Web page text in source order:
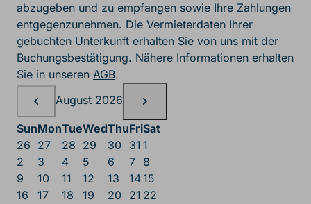
abzugeben und zu empfangen sowie Ihre Zahlungen
entgegenzunehmen. Die Vermieterdaten Ihrer
gebuchten Unterkunft erhalten Sie von uns mit der
Buchungsbestätigung. Nähere Informationen erhalten
Sie in unseren AGB.
Belegungskalender,
August 2026
SunMonTueWedThuFriSat
26 27 28 29 30 31 1
2
3 4 5 6 7 8
9
10 11 12 13 1415
16
17 18 19 20 21 22